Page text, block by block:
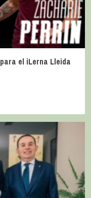
el iLerna Lleida